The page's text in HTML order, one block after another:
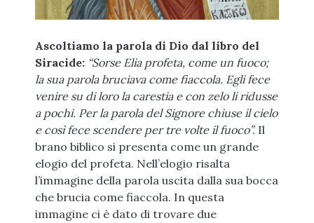
Ascoltiamo la parola di Dio dal libro del
Siracide: “Sorse Elia profeta, come un fuoco;
la sua parola bruciava come fiaccola. Egli fece
venire su di loro la carestia e con zelo li ridusse
a pochi. Per la parola del Signore chiuse il cielo
e così fece scendere per tre volte il fuoco”.Il
brano biblico si presenta come un grande
elogio del profeta. Nell’elogio risalta
l’immagine della parola uscita dalla sua bocca
che brucia come fiaccola. In questa
immagine ci è dato di trovare due